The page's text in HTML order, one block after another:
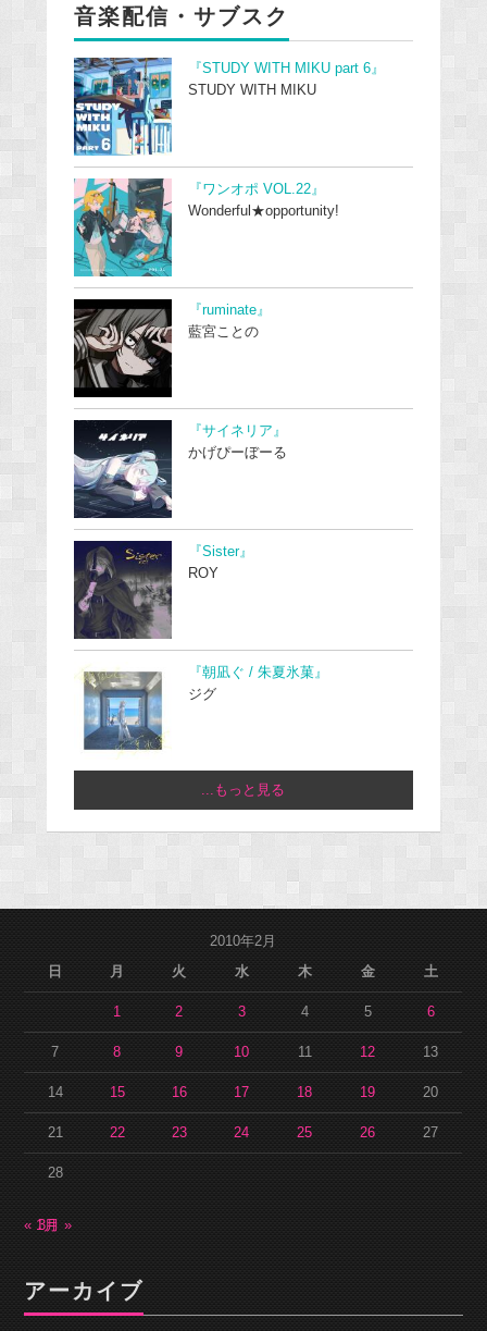
音楽配信・サブスク
『STUDY WITH MIKU part 6』
STUDY WITH MIKU
『ワンオポ VOL.22』
Wonderful★opportunity!
『ruminate』
藍宮ことの
『サイネリア』
かげぴーぼーる
『Sister』
ROY
『朝凪ぐ / 朱夏氷菓』
ジグ
...もっと見る
2010年2月
日
月 火 水 木 金 土
1 2 3 4 5 6
7 8 9 10 11 12 13
14 15 16 17 18 19 20
21 22 23 24 25 26 27
28
« 1月3月 »
アーカイブ